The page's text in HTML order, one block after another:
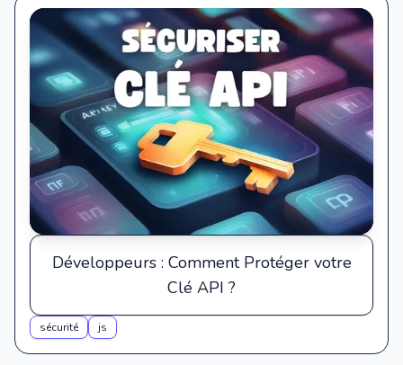
Développeurs : Comment Protéger votre
Clé API ?
sécurité js